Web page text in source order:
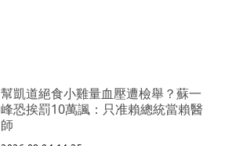
幫凱道絕食小雞量血壓遭檢舉？蘇一
峰恐挨罰10萬諷：只准賴總統當賴醫
師